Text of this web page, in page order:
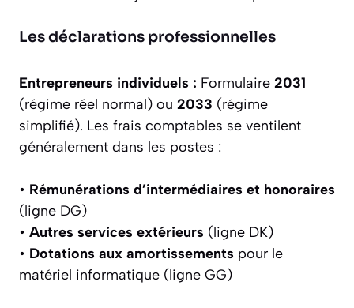
Les déclarations professionnelles
Entrepreneurs individuels : Formulaire 2031
(régime réel normal) ou 2033 (régime
simplifié). Les frais comptables se ventilent
généralement dans les postes :
• Rémunérations d’intermédiaires et honoraires
(ligne DG)
• Autres services extérieurs (ligne DK)
• Dotations aux amortissements pour le
matériel informatique (ligne GG)